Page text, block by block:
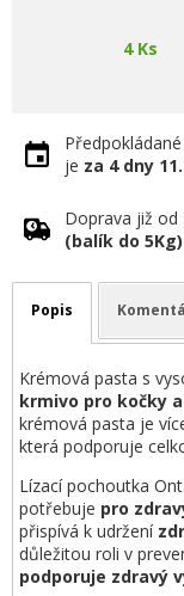
4 Ks
je za 4 dny
Doprava již od
(balík do 5Kg)
Popis
Krémová pasta s
krmivo pro kočky
krémová pasta je
která podporuje
Lízací pochoutka
potřebuje pro
přispívá k udržení
důležitou roli v
podporuje zdravý